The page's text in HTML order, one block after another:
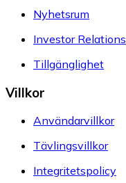
Nyhetsrum
Investor Relations
Tillgänglighet
Villkor
Användarvillkor
Tävlingsvillkor
Integritetspolicy